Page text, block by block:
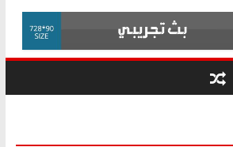
الوزاري لمدينة الصحفيين.. وانتهاء أعمال
إنشاء المبنى الإداري
المجلس القومي لحقوق الإنسان يعلن
متابعة قضية الدكتور محمد زهران.. ويؤكد:
قرينة البراءة وضمانات المحاكمة العادلة